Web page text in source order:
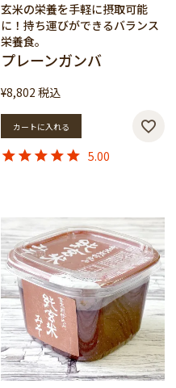
玄米の栄養を手軽に摂取可能
に！持ち運びができるバランス
栄養食。
プレーンガンバ
¥8,802 税込
カートに入れる
5.00